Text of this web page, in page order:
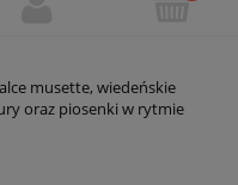
musette, wiedeńskie
oraz piosenki w rytmie